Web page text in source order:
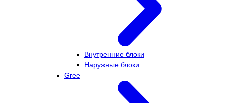
Внутренние блоки
Наружные блоки
Gree